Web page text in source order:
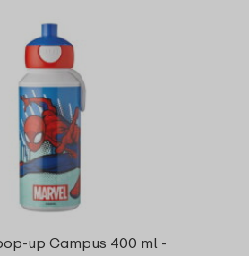
up Campus 400 ml -